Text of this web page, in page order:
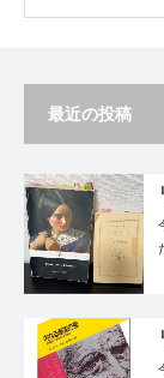
最近の投稿